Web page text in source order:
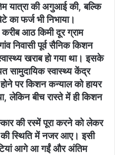
यात्रा की अगुआई की, बल्कि
का फर्ज भी निभाया।
आठ किमी दूर ग्राम
निवासी पूर्व सैनिक किशन
खराब हो गया था। इसके
सामुदायिक स्वास्थ्य केंद्र
पर किशन कन्याल को हायर
लेकिन बीच रास्ते में ही किशन
की रस्में पूरा करने को लेकर
स्थिति में नजर आए। इसी
आगे आ गईं और अंतिम